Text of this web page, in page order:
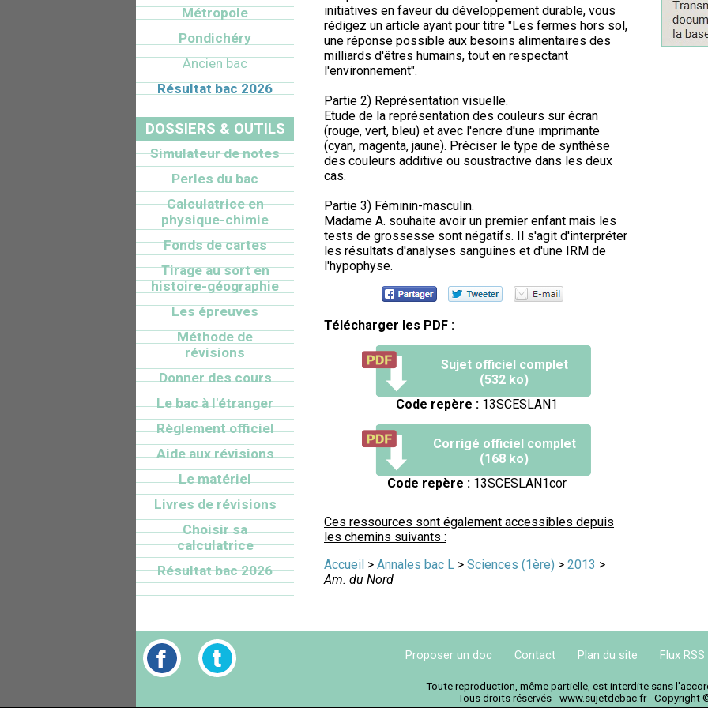
initiatives en faveur du développement durable, vous
rédigez un article ayant pour titre "Les fermes hors sol,
une réponse possible aux besoins alimentaires des
milliards d'êtres humains, tout en respectant
l'environnement".
Partie 2) Représentation visuelle.
Etude de la représentation des couleurs sur écran
(rouge, vert, bleu) et avec l'encre d'une imprimante
(cyan, magenta, jaune). Préciser le type de synthèse
des couleurs additive ou soustractive dans les deux
cas.
Partie 3) Féminin-masculin.
Madame A. souhaite avoir un premier enfant mais les
tests de grossesse sont négatifs. Il s'agit d'interpréter
les résultats d'analyses sanguines et d'une IRM de
l'hypophyse.
Télécharger les PDF :
Sujet officiel complet
(532 ko)
Code repère :13SCESLAN1
Corrigé officiel complet
(168 ko)
Code repère :13SCESLAN1cor
Ces ressources sont également accessibles depuis
les chemins suivants :
Accueil > Annales bac L > Sciences (1ère) > 2013 >
Am. du Nord
Métropole
Pondichéry
Ancien bac
Résultat bac 2026
DOSSIERS & OUTILS
Simulateur de notes
Perles du bac
Calculatrice en
physique-chimie
Fonds de cartes
Tirage au sort en
histoire-géographie
Les épreuves
Méthode de
révisions
Donner des cours
Le bac à l'étranger
Règlement officiel
Aide aux révisions
Le matériel
Livres de révisions
Choisir sa
calculatrice
Résultat bac 2026
Proposer un doc Contact Plan du site Flux RSS
Toute reproduction, même partielle, est interdite sans
Tous droits réservés - www.sujetdebac.fr - Copyright